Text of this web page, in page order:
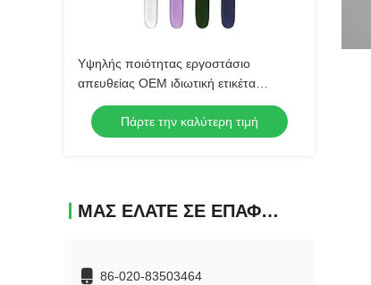
Υψηλής ποιότητας εργοστάσιο
απευθείας OEM ιδιωτική ετικέτα
χονδρική κρυστάλλινη οδοντόβουρτσα
πλαστικό χειροκίνητο μαλακό βούρτσα
οδοντόβουρτσα ενηλίκων
Πάρτε την καλύτερη τιμή
ΜΑΣ ΕΛΆΤΕ ΣΕ ΕΠΑΦΉ ΜΕ
86-020-83503464